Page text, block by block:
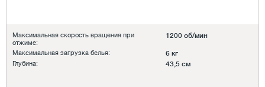
Максимальная скорость вращения при
отжиме:
1200 об/мин
Максимальная загрузка белья: 6 кг
Глубина: 43,5 см